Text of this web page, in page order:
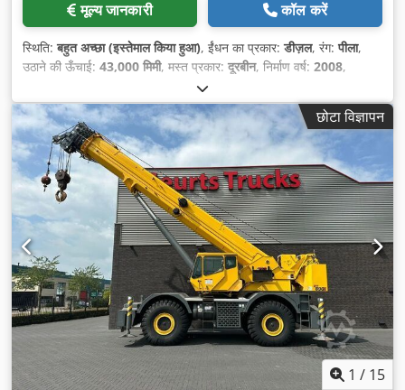
मूल्य जानकारी कॉल करें
स्थिति:बहुत अच्छा (इस्तेमाल किया हुआ), ईंधन का प्रकार:डीज़ल, रंग:पीला,
उठाने की ऊँचाई: 43,000 मिमी, मस्त प्रकार: दूरबीन, निर्माण वर्ष: 2008,
छोटा विज्ञापन
1 / 15